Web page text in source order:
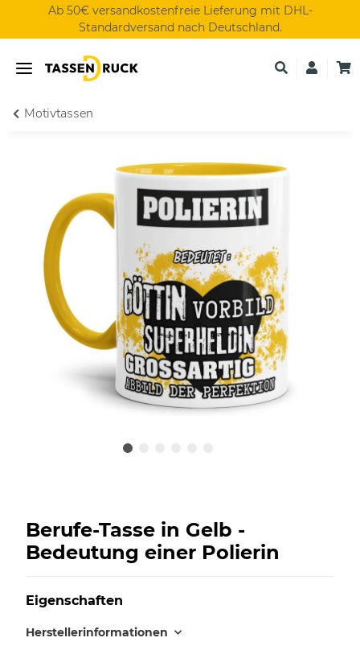
Ab 50€ versandkostenfreie Lieferung mit DHL-
Standardversand nach Deutschland.
Motivtassen
Berufe-Tasse in Gelb -
Bedeutung einer Polierin
Eigenschaften
Herstellerinformationen